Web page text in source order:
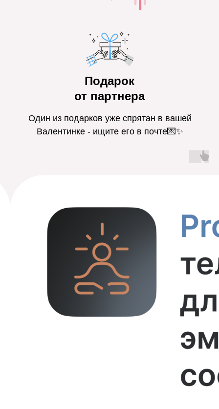
Подарок
от партнера
Один из подарков уже спрятан в вашей
Валентинке - ищите его в почте💌✨